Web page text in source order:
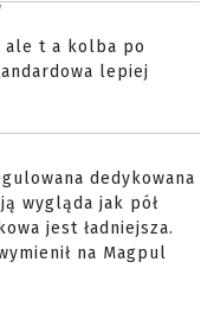
ale t a kolba po
lepiej
dedykowana
wygląda jak pół
jest ładniejsza.
na Magpul